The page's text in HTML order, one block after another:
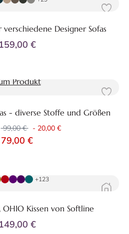
verschiedene Designer Sofas
159,00 €
Produkt
- diverse Stoffe und Größen
99,00 € - 20,00 €
79,00 €
+123
OHIO Kissen von Softline
149,00 €